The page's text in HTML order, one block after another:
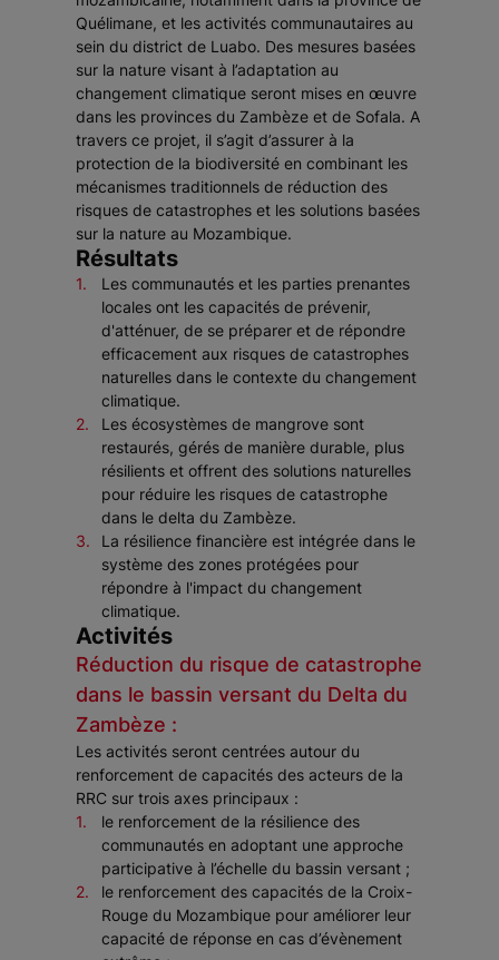
Quélimane, et les activités communautaires au
sein du district de Luabo. Des mesures basées
sur la nature visant à l’adaptation au
changement climatique seront mises en œuvre
dans les provinces du Zambèze et de Sofala. A
travers ce projet, il s’agit d’assurer à la
protection de la biodiversité en combinant les
mécanismes traditionnels de réduction des
risques de catastrophes et les solutions basées
sur la nature au Mozambique.
Résultats
Les communautés et les parties prenantes
locales ont les capacités de prévenir,
d'atténuer, de se préparer et de répondre
efficacement aux risques de catastrophes
naturelles dans le contexte du changement
climatique.
Les écosystèmes de mangrove sont
restaurés, gérés de manière durable, plus
résilients et offrent des solutions naturelles
pour réduire les risques de catastrophe
dans le delta du Zambèze.
La résilience financière est intégrée dans le
système des zones protégées pour
répondre à l'impact du changement
climatique.
Activités
Réduction du risque de catastrophe
dans le bassin versant du Delta du
Zambèze :
Les activités seront centrées autour du
renforcement de capacités des acteurs de la
RRC sur trois axes principaux :
le renforcement de la résilience des
communautés en adoptant une approche
participative à l’échelle du bassin versant ;
le renforcement des capacités de la Croix-
Rouge du Mozambique pour améliorer leur
capacité de réponse en cas d’évènement